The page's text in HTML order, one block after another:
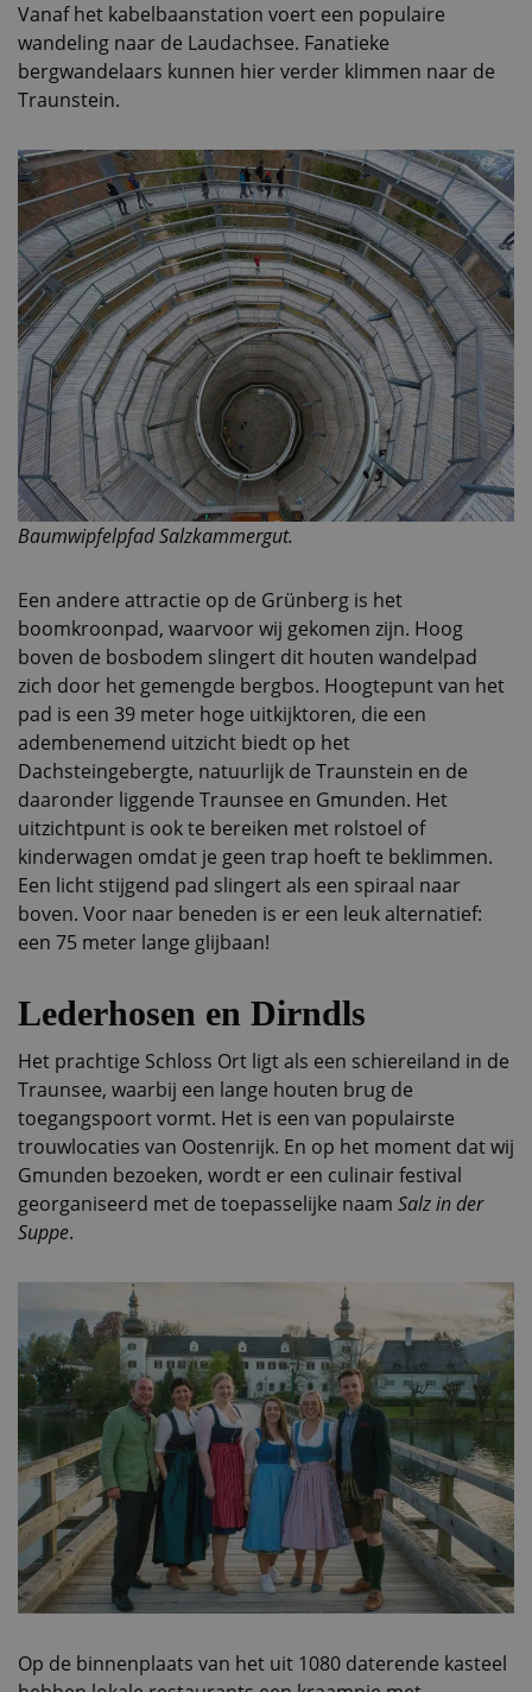
Vanaf het kabelbaanstation voert een populaire
wandeling naar de Laudachsee. Fanatieke
bergwandelaars kunnen hier verder klimmen naar de
Traunstein.
Baumwipfelpfad Salzkammergut.
Een andere attractie op de Grünberg is het
boomkroonpad, waarvoor wij gekomen zijn. Hoog
boven de bosbodem slingert dit houten wandelpad
zich door het gemengde bergbos. Hoogtepunt van het
pad is een 39 meter hoge uitkijktoren, die een
adembenemend uitzicht biedt op het
Dachsteingebergte, natuurlijk de Traunstein en de
daaronder liggende Traunsee en Gmunden. Het
uitzichtpunt is ook te bereiken met rolstoel of
kinderwagen omdat je geen trap hoeft te beklimmen.
Een licht stijgend pad slingert als een spiraal naar
boven. Voor naar beneden is er een leuk alternatief:
een 75 meter lange glijbaan!
Lederhosen en Dirndls
Het prachtige Schloss Ort ligt als een schiereiland in de
Traunsee, waarbij een lange houten brug de
toegangspoort vormt. Het is een van populairste
trouwlocaties van Oostenrijk. En op het moment dat wij
Gmunden bezoeken, wordt er een culinair festival
georganiseerd met de toepasselijke naam Salz in der
Suppe.
Op de binnenplaats van het uit 1080 daterende kasteel